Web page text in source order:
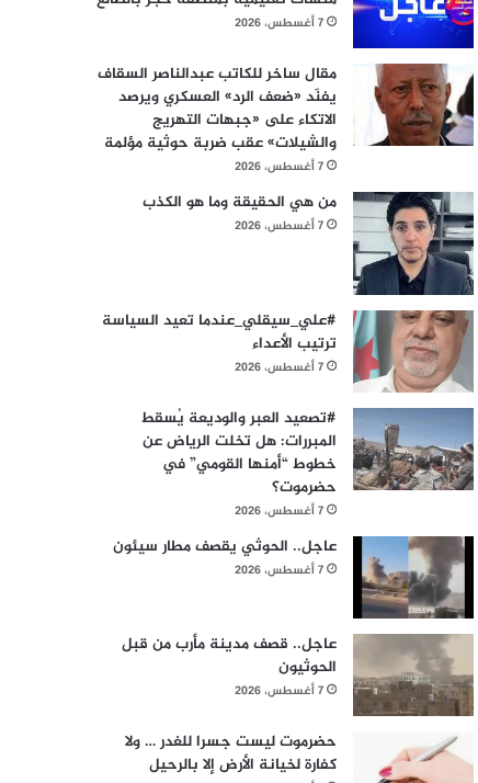
7 أغسطس، 2026
مقال ساخر للكاتب عبدالناصر السقاف
يفنّد «ضعف الرد» العسكري ويرصد
الاتكاء على «جبهات التهريج
والشيلات» عقب ضربة حوثية مؤلمة
7 أغسطس، 2026
من هي الحقيقة وما هو الكذب
7 أغسطس، 2026
#علي_سيقلي_عندما تعيد السياسة
ترتيب الأعداء
7 أغسطس، 2026
#​تصعيد العبر والوديعة يُسقط
المبررات: هل تخلت الرياض عن
خطوط “أمنها القومي” في
حضرموت؟
7 أغسطس، 2026
عاجل.. الحوثي يقصف مطار سيئون
7 أغسطس، 2026
عاجل.. قصف مدينة مأرب من قبل
الحوثيون
7 أغسطس، 2026
حضرموت ليست جسرا للغدر … ولا
كفارة لخيانة الأرض إلا بالرحيل